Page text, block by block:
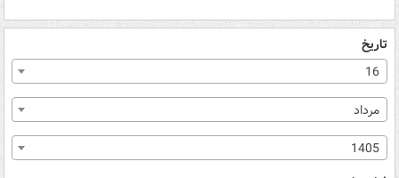
تاریخ
16
مرداد
1405